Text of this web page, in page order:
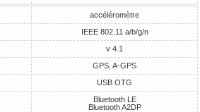
accéléromètre
IEEE 802.11 a/b/g/n
v 4.1
GPS, A-GPS
USB OTG
Bluetooth LE
Bluetooth A2DP